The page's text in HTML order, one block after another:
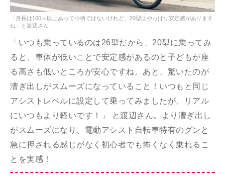
「身長は160㎝以上あって小柄ではないけれど、20型はやっぱり安定感があります
ね」と渡辺さん
「いつも乗っているのは26型だから、20型に乗ってみ
ると、車体が低いことで安定感があるのと子どもが座
る高さも低いところが安心ですね。あと、驚いたのが
漕ぎ出しがスムーズになっていること！いつもと同じ
アシストレベルに設定して乗ってみましたが、リアル
にいつもより軽いです！」 と渡辺さん。より漕ぎ出し
がスムーズになり、電動アシスト自転車特有のグンと
急に押される感じがなく初心者でも怖くなく乗れるこ
とを実感！